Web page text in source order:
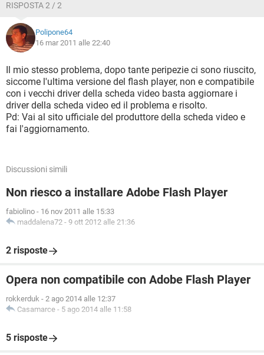
RISPOSTA 2 / 2
Polipone64
16 mar 2011 alle 22:40
Il mio stesso problema, dopo tante peripezie ci sono riuscito,
siccome l'ultima versione del flash player, non e compatibile
con i vecchi driver della scheda video basta aggiornare i
driver della scheda video ed il problema e risolto.
Pd: Vai al sito ufficiale del produttore della scheda video e
fai l'aggiornamento.
Discussioni simili
Non riesco a installare Adobe Flash Player
fabiolino - 16 nov 2011 alle 15:33
maddalena72 - 9 ott 2012 alle 21:36
2 risposte
Opera non compatibile con Adobe Flash Player
rokkerduk - 2 ago 2014 alle 12:37
Casamarce - 5 ago 2014 alle 11:58
5 risposte